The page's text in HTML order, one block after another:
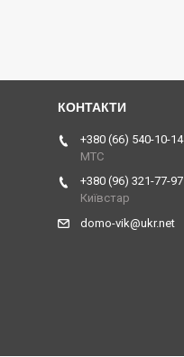
+380 (66) 540-10-14
МТС
+380 (96) 321-77-97
Київстар
domo-vik@ukr.net